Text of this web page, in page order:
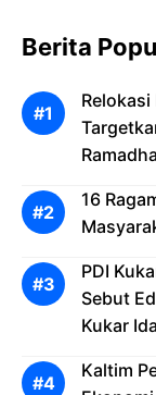
Berita
16
PDI
Sebut
Kukar
Kaltim